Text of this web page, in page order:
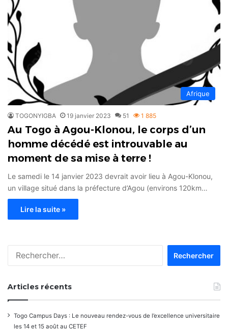
Afrique
TOGONYIGBA 19 janvier 2023 51 1 885
Au Togo à Agou-Klonou, le corps d’un
homme décédé est introuvable au
moment de sa mise à terre !
Le samedi le 14 janvier 2023 devrait avoir lieu à Agou-Klonou,
un village situé dans la préfecture d’Agou (environs 120km…
Lire la suite »
Articles récents
Togo Campus Days : Le nouveau rendez-vous de l’excellence universitaire
les 14 et 15 août au CETEF